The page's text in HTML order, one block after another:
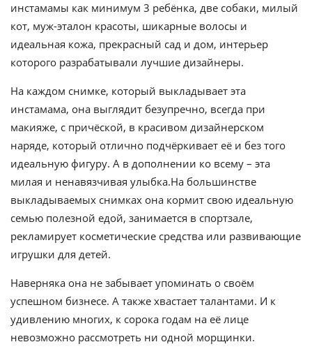
инстамамы как минимум 3 ребёнка, две собаки, милый
кот, муж-эталон красоты, шикарные волосы и
идеальная кожа, прекрасный сад и дом, интерьер
которого разрабатывали лучшие дизайнеры.
На каждом снимке, который выкладывает эта
инстамама, она выглядит безупречно, всегда при
макияже, с причёской, в красивом дизайнерском
наряде, который отлично подчёркивает её и без того
идеальную фигуру. А в дополнении ко всему – эта
милая и ненавязчивая улыбка.На большинстве
выкладываемых снимках она кормит свою идеальную
семью полезной едой, занимается в спортзале,
рекламирует косметические средства или развивающие
игрушки для детей.
Наверняка она не забывает упоминать о своём
успешном бизнесе. А также хвастает талантами. И к
удивлению многих, к сорока годам на её лице
невозможно рассмотреть ни одной морщинки.